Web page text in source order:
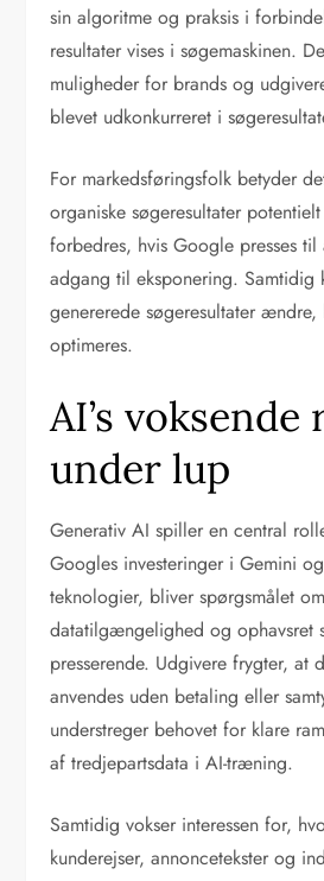
sin algoritme og praksis i
resultater vises i søgemaskinen.
muligheder for brands og
blevet udkonkurreret i
For markedsføringsfolk betyder
organiske søgeresultater
forbedres, hvis Google presses
adgang til eksponering. Samtidig
genererede søgeresultater
optimeres.
AI’s voksende
under lup
Generativ AI spiller en central
Googles investeringer i Gemini
teknologier, bliver spørgsmålet om
datatilgængelighed og ophavsret
presserende. Udgivere frygter, at
anvendes uden betaling eller
understreger behovet for klare
af tredjepartsdata i AI-træning.
Samtidig vokser interessen for,
kunderejser, annoncetekster og